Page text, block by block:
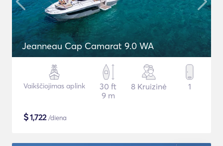
Jeanneau Cap Camarat 9.0 WA
Vaikščiojimas aplink
30 ft
9 m
8 Kruizinė 1
$1,722/diena